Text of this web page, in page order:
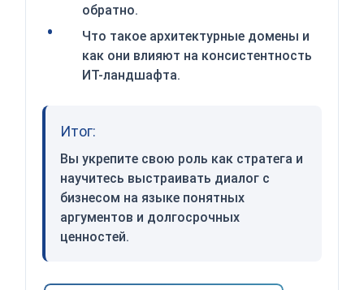
обратно.
Что такое архитектурные домены и
как они влияют на консистентность
ИТ-ландшафта.
Итог:
Вы укрепите свою роль как стратега и
научитесь выстраивать диалог с
бизнесом на языке понятных
аргументов и долгосрочных
ценностей.